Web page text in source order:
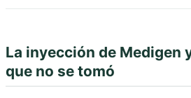
La inyección de Medigen
que no se tomó